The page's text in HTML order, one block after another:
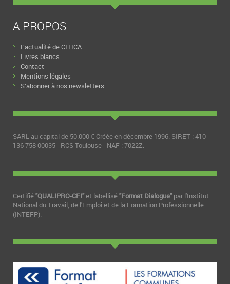
A PROPOS
L’actualité de CITICA
Livres blancs
Contact
Mentions légales
S’abonner à nos newsletters
SARL au capital de 50.000 € Créée en décembre 1996. SIRET : 410
136 758 00035 - RCS Toulouse - NAF : 7022Z.
Certifié"QUALIPRO-CFI"et labellisé"Format Dialogue" par l'Institut
National du Travail, de l'Emploi et de la Formation Professionnelle
(INTEFP).